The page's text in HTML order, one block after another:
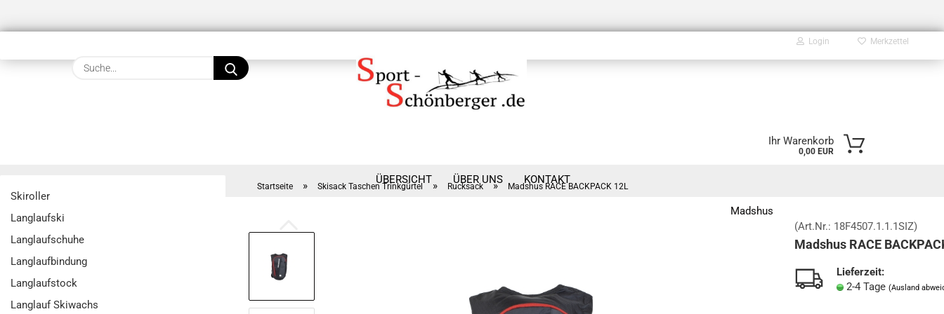
Login Merkzettel
Suche...
Ihr Warenkorb
0,00 EUR
ÜBERSICHT ÜBER UNS KONTAKT
Startseite » Skisack Taschen Trinkgürtel » Rucksack » Madshus RACE BACKPACK 12L
Madshus
(Art.Nr.: 18F4507.1.1.1SIZ)
Madshus RACE
Lieferzeit:
2-4 Tage (Ausland
Skiroller
Langlaufski
Langlaufschuhe
Langlaufbindung
Langlaufstock
Langlauf Skiwachs